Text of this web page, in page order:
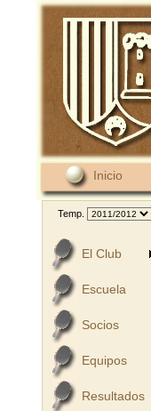
Inicio
Temp.
El Club
Escuela
Socios
Equipos
Resultados